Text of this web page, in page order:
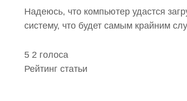
Надеюсь, что компьютер удастся
систему, что будет самым крайним
5 2 голоса
Рейтинг статьи